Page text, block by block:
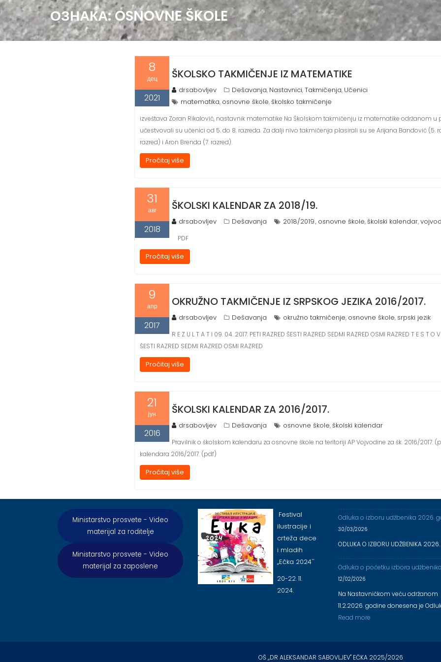
ОЗНАКА:OSNOVNE ŠKOLE
8
дец
2021
ŠKOLSKO TAKMIČENJE IZ MATEMATIKE
drsabovljev Dešavanja, Nastavnici,Takmičenja, Učenici
matematika, osnovne škole,školsko takmičenje
izveštava Zoran Rikalović, nastavnik matematike Na Školskom takmičenju iz matematike održanom u
učestvovali su učenici od 5. do 8. razreda. Za dalji nivo takmičenja plasirali su se Arijana Bandović (5.
razred) i Aron Brenda (7. razred).
Pročitaj više
31
авг
2018
ŠKOLSKI KALENDAR ZA 2018/19.
drsabovljev Dešavanja 2018/2019., osnovne škole,školski kalendar,
PDF
Pročitaj više
9
апр
2017
OKRUŽNO TAKMIČENJE IZ SRPSKOG JEZIKA 2016/2017.
drsabovljev Dešavanja okružno takmičenje, osnovne škole, srpski jezik
R E Z U L T A T I 09. 04. 2017. PETI RAZRED ŠESTI RAZRED SEDMI RAZRED OSMI RAZRED T E S T O
ŠESTI RAZRED SEDMI RAZRED OSMI RAZRED
Pročitaj više
21
јун
2016
ŠKOLSKI KALENDAR ZA 2016/2017.
drsabovljev Dešavanja osnovne škole,školski kalendar
Pravilnik o školskom kalendaru za osnovne škole na teritoriji AP Vojvodine za šk. 2016/2017.
kalendara 2016/2017. (pdf)
Pročitaj više
Ministarstvo prosvete - Video
materijal za roditelje
Ministarstvo prosvete - Video
materijal za zaposlene
Festival
ilustracije i
crteža dece
i mladih
,,Ečka 2024''
20-22. 11.
2024.
Odluka o izboru udžbenika 2026.
30/03/2026
ODLUKA O IZBORU UDŽBENIKA
Odluka o početku izbora udžbenika
12/02/2026
Na Nastavničkom veću održanom
11.2.2026. godine donesena je
Read more
OŠ ,,DR ALEKSANDAR SABOVLJEV'' EČKA 2025/2026